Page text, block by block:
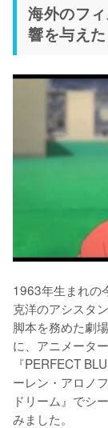
海外のフ
響を与え
1963年生まれの
克洋のアシスタ
脚本を務めた劇
に、アニメータ
『PERFECT
ーレン・アロノ
ドリーム』でシ
みました。